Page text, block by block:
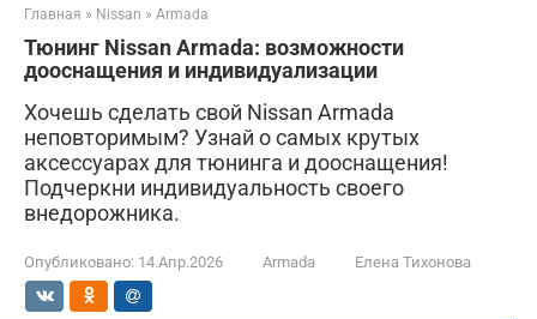
Главная » Nissan » Armada
Тюнинг Nissan Armada: возможности
дооснащения и индивидуализации
Хочешь сделать свой Nissan Armada
неповторимым? Узнай о самых крутых
аксессуарах для тюнинга и дооснащения!
Подчеркни индивидуальность своего
внедорожника.
Опубликовано: 14.Апр.2026 Armada Елена Тихонова